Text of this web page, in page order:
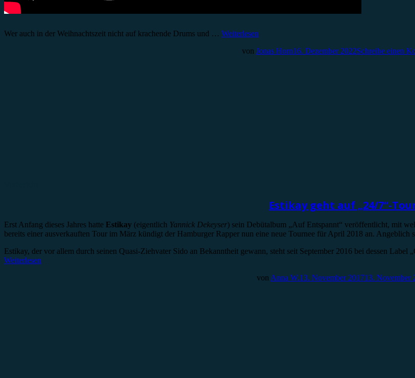
Wer auch in der Weihnachtszeit nicht auf krachende Drums und … Weiterlesen
von Jonas Horn16. Dezember 2022Schreibe einen
Estikay geht auf „24/7“-
Erst Anfang dieses Jahres hatte Estikay (eigentlich Yannick Dekeyser) sein Debütalbum „Auf Entspannt“ veröffentlicht, mit
bereits einer ausverkauften Tour im März kündigt der Hamburger Rapper nun eine neue Tournee für April 2018 an. Angeblich
Estikay, der vor allem durch seinen Quasi-Ziehvater Sido an Bekanntheit gewann, steht seit September 2016 bei dessen
Weiterlesen
von Anna W.13. November 201713. November